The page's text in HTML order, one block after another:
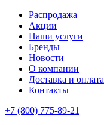
Распродажа
Акции
Наши услуги
Бренды
Новости
О компании
Доставка и оплата
Контакты
+7 (800) 775-89-21